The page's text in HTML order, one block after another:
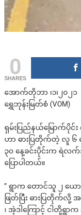
0
SHARES
အောက်တိုဘာ ၊၁၊၂၀၂၁
ရွှေဘုန်းမြတ်စံ (VOM)
ရှမ်းပြည်နယ်မြောက်ပိုင်
ဟာ ဓားပြတိုက်တဲ့ လူ ၆
၃၀ နေ့ခင်းပိုင်းက
ပြောပါတယ်။
” ရွာက တောင်သူ ၂ ယေ
ဖြတ်ပြီး ဓားပြတို
၊ အဲ့ဒါကြောင့် ငါတို့ရွာ